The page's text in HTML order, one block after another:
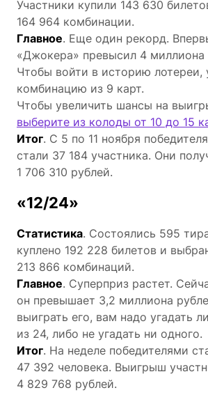
Участники купили 143 630
164 964 комбинации.
Главное. Еще один рекорд.
«Джокера» превысил 4 миллиона
Чтобы войти в историю лотереи,
комбинацию из 9 карт.
Чтобы увеличить шансы на
выберите из колоды от 10 до 15
Итог. С 5 по 11 ноября
стали 37 184 участника. Они
1 706 310 рублей.
«12/24»
Статистика. Состоялись 595
куплено 192 228 билетов и
213 866 комбинаций.
Главное. Суперприз растет.
он превышает 3,2 миллиона
выиграть его, вам надо угадать
из 24, либо не угадать ни одного.
Итог. На неделе победителями
47 392 человека. Выигрыш
4 829 768 рублей.